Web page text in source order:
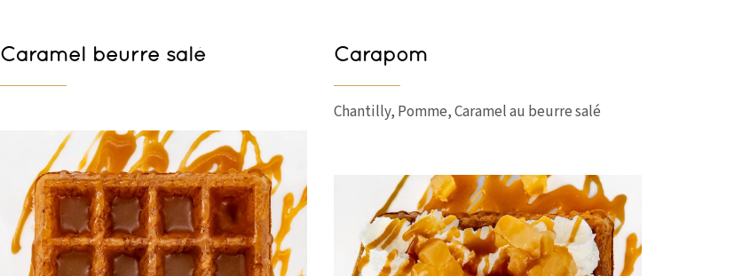
Caramel beurre salé Carapom
Chantilly, Pomme, Caramel au beurre salé